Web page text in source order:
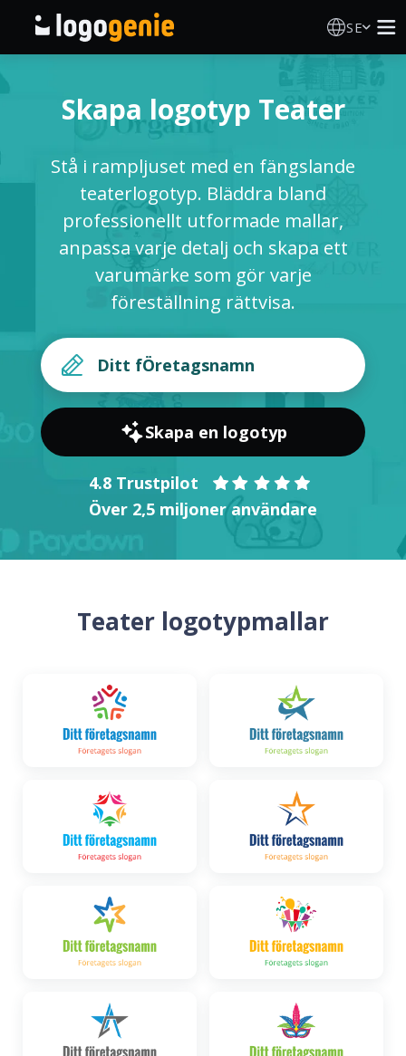
SE
AI logotypgenerator
Logotypidéer
Tryckta produkter
LOGGA IN
Skapa logotyp Teater
Stå i rampljuset med en fängslande
teaterlogotyp. Bläddra bland
professionellt utformade mallar,
anpassa varje detalj och skapa ett
varumärke som gör varje
föreställning rättvisa.
Skapa en logotyp
4.8 Trustpilot
Över 2,5 miljoner användare
Teater logotypmallar